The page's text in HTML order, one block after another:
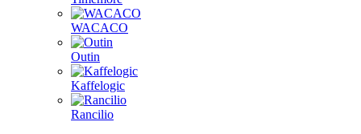
WACACO
Outin
Kaffelogic
Rancilio